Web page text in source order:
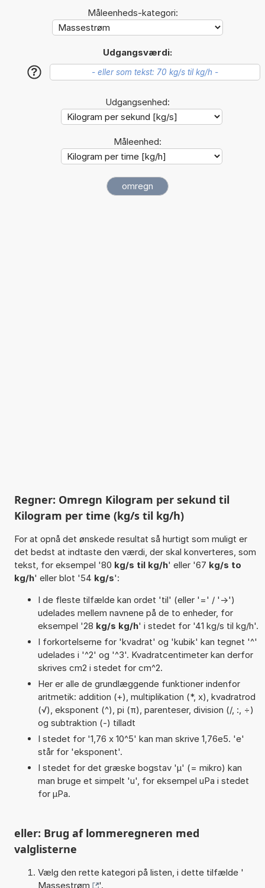
Måleenheds-kategori:
Udgangsværdi:
?
Udgangsenhed:
Måleenhed:
Regner: Omregn Kilogram per sekund til
Kilogram per time (kg/s til kg/h)
For at opnå det ønskede resultat så hurtigt som muligt er
det bedst at indtaste den værdi, der skal konverteres, som
tekst, for eksempel '80 kg/s til kg/h' eller '67 kg/s to
kg/h' eller blot '54 kg/s':
I de fleste tilfælde kan ordet 'til' (eller '=' / '->')
udelades mellem navnene på de to enheder, for
eksempel '28 kg/s kg/h' i stedet for '41 kg/s til kg/h'.
I forkortelserne for 'kvadrat' og 'kubik' kan tegnet '^'
udelades i '^2' og '^3'. Kvadratcentimeter kan derfor
skrives cm2 i stedet for cm^2.
Her er alle de grundlæggende funktioner indenfor
aritmetik: addition (+), multiplikation (*, x), kvadratrod
(√), eksponent (^), pi (π), parenteser, division (/, :, ÷)
og subtraktion (-) tilladt
I stedet for '1,76 x 10^5' kan man skrive 1,76e5. 'e'
står for 'eksponent'.
I stedet for det græske bogstav 'µ' (= mikro) kan
man bruge et simpelt 'u', for eksempel uPa i stedet
for µPa.
eller: Brug af lommeregneren med
valglisterne
Vælg den rette kategori på listen, i dette tilfælde '
Massestrøm
'.